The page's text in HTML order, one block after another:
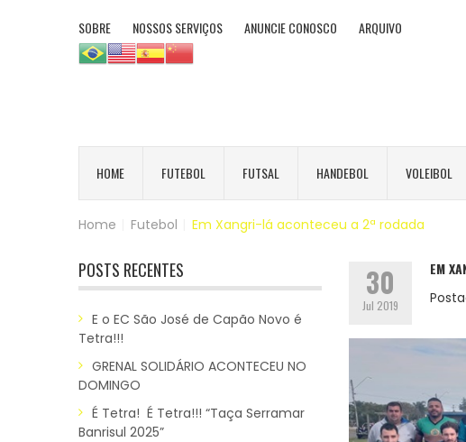
SOBRE NOSSOS SERVIÇOS ANUNCIE CONOSCO ARQUIVO
HOME FUTEBOL FUTSAL HANDEBOL VOLEIBOL
Home Futebol Em Xangri-lá aconteceu a 2ª rodada
POSTS RECENTES
E o EC São José de Capão Novo é
Tetra!!!
GRENAL SOLIDÁRIO ACONTECEU NO
DOMINGO
É Tetra! É Tetra!!! “Taça Serramar
Banrisul 2025”
30
Jul 2019
EM